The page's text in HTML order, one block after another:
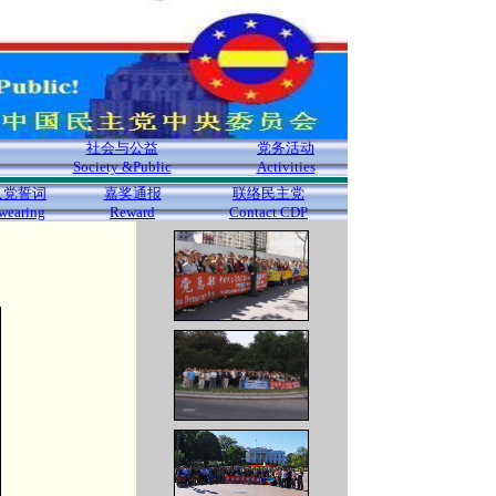
社会与公益
Society &Public
党务活动
Activities
党誓词
嘉奖通报
Reward
联络民主党
Contact CDP